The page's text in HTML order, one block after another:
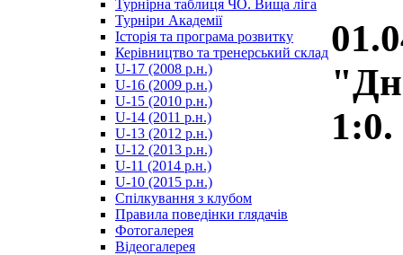
Турнірна таблиця ЧО. Вища ліга
Турніри Академії
Історія та програма розвитку
Керівництво та тренерський склад
U-17 (2008 р.н.)
U-16 (2009 р.н.)
U-15 (2010 р.н.)
U-14 (2011 р.н.)
U-13 (2012 р.н.)
U-12 (2013 р.н.)
U-11 (2014 р.н.)
U-10 (2015 р.н.)
Спілкування з клубом
Правила поведінки глядачів
Фотогалерея
Відеогалерея